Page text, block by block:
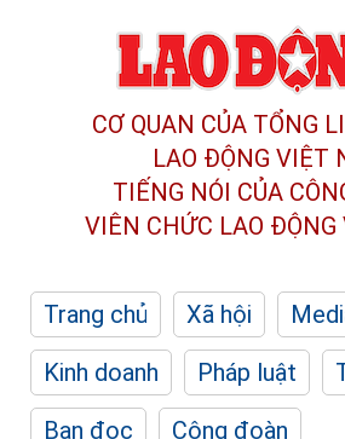
CƠ QUAN CỦA TỔNG
LAO ĐỘNG VIỆT
TIẾNG NÓI CỦA
VIÊN CHỨC LAO ĐỘNG
Trang chủ Xã hội
Kinh doanh
Pháp luật
Bạn đọc
Công đoàn